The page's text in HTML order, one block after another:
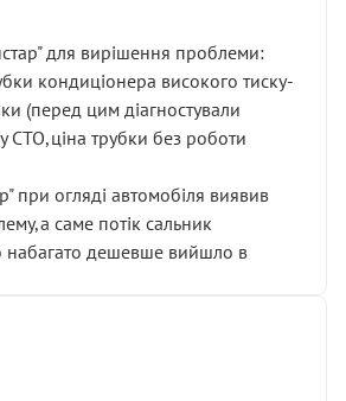
для вирішення проблеми:
кондиціонера високого тиску-
(перед цим діагностували
СТО,ціна трубки без роботи
при огляді автомобіля виявив
саме потік сальник
набагато дешевше вийшло в